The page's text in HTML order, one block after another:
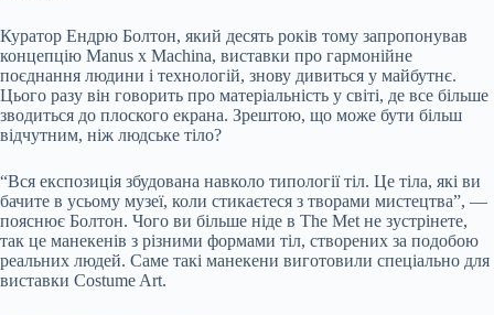
Куратор Ендрю Болтон, який десять років тому запропонував
концепцію Manus x Machina, виставки про гармонійне
поєднання людини і технологій, знову дивиться у майбутнє.
Цього разу він говорить про матеріальність у світі, де все більше
зводиться до плоского екрана. Зрештою, що може бути більш
відчутним, ніж людське тіло?
“Вся експозиція збудована навколо типології тіл. Це тіла, які ви
бачите в усьому музеї, коли стикаєтеся з творами мистецтва”, —
пояснює Болтон. Чого ви більше ніде в The Met не зустрінете,
так це манекенів з різними формами тіл, створених за подобою
реальних людей. Саме такі манекени виготовили спеціально для
виставки Costume Art.